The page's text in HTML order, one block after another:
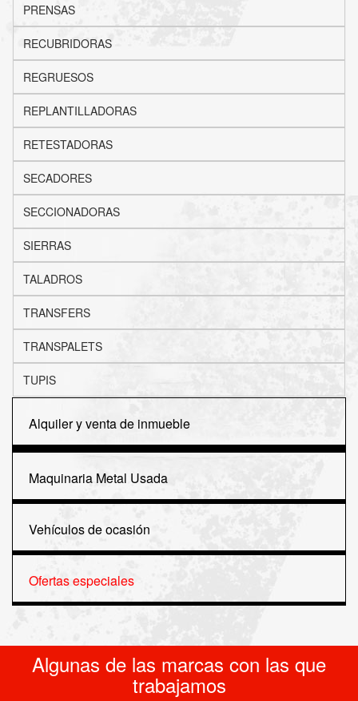
PRENSAS
RECUBRIDORAS
REGRUESOS
REPLANTILLADORAS
RETESTADORAS
SECADORES
SECCIONADORAS
SIERRAS
TALADROS
TRANSFERS
TRANSPALETS
TUPIS
Alquiler y venta de inmueble
Maquinaria Metal Usada
Vehículos de ocasión
Ofertas especiales
Algunas de las marcas con las que
trabajamos